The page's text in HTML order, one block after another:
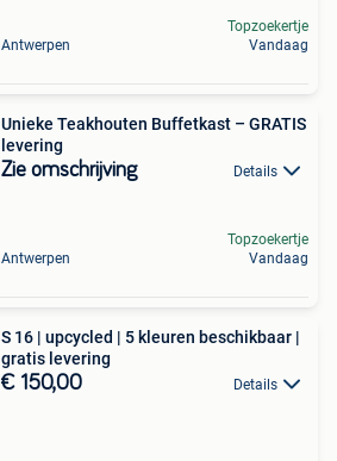
Antwerpen
Topzoekertje
Vandaag
Unieke Teakhouten Buffetkast – GRATIS
levering
Zie omschrijving Details
Antwerpen
Topzoekertje
Vandaag
S 16 | upcycled | 5 kleuren beschikbaar |
gratis levering
€ 150,00 Details